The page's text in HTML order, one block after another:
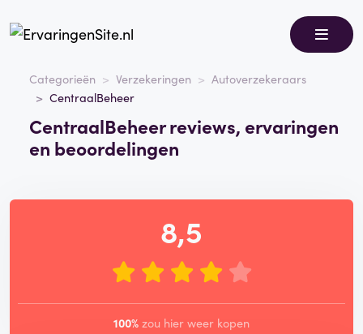
Categorieën Verzekeringen
Autoverzekeraars
CentraalBeheer
CentraalBeheer reviews, ervaringen
en beoordelingen
8,5
100% zou hier weer kopen